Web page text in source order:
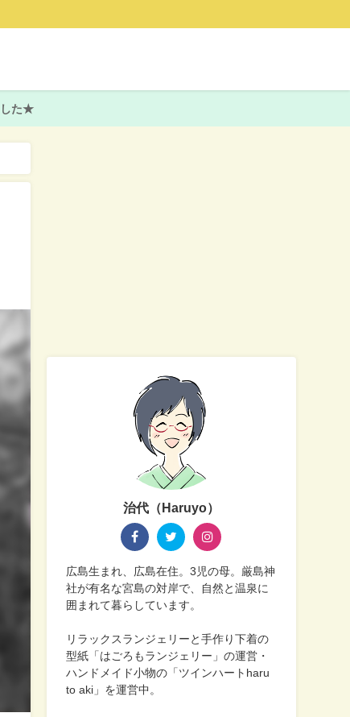
した★
治代（Haruyo）
広島生まれ、広島在住。3児の母。厳島神
社が有名な宮島の対岸で、自然と温泉に
囲まれて暮らしています。
リラックスランジェリーと手作り下着の
型紙「はごろもランジェリー」の運営・
ハンドメイド小物の「ツインハートharu
to aki」を運営中。